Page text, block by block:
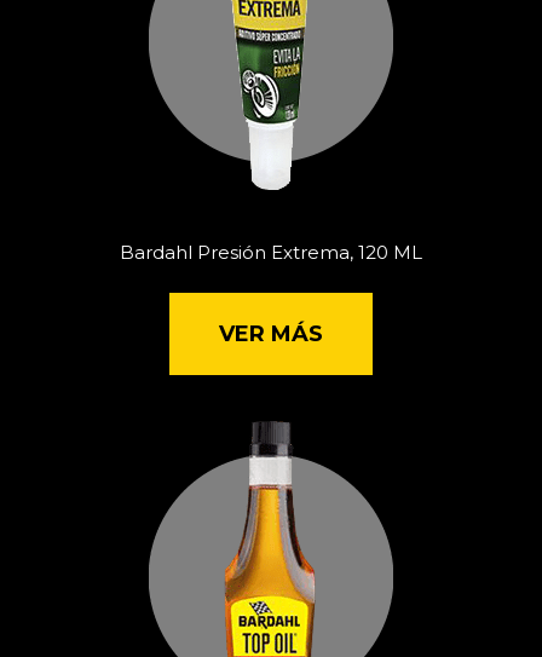
Bardahl Presión Extrema, 120 ML
VER MÁS